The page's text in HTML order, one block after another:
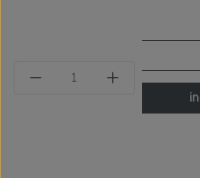
Produkt Anzahl: Gib